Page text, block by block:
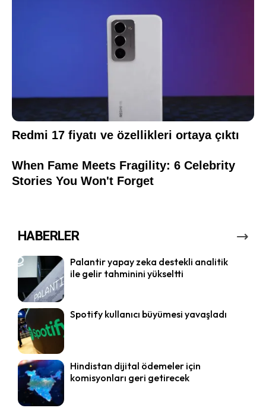
HABERLER
Palantir yapay zeka destekli analitik
ile gelir tahminini yükseltti
Spotify kullanıcı büyümesi yavaşladı
Hindistan dijital ödemeler için
komisyonları geri getirecek